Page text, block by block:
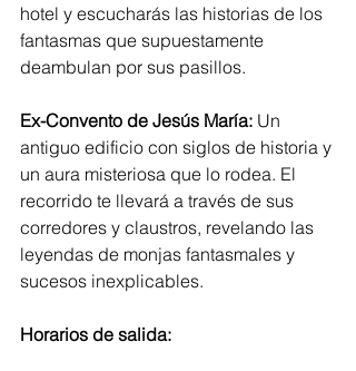
hotel y escucharás las historias de los
fantasmas que supuestamente
deambulan por sus pasillos.
Ex-Convento de Jesús María: Un
antiguo edificio con siglos de historia y
un aura misteriosa que lo rodea. El
recorrido te llevará a través de sus
corredores y claustros, revelando las
leyendas de monjas fantasmales y
sucesos inexplicables.
Horarios de salida: